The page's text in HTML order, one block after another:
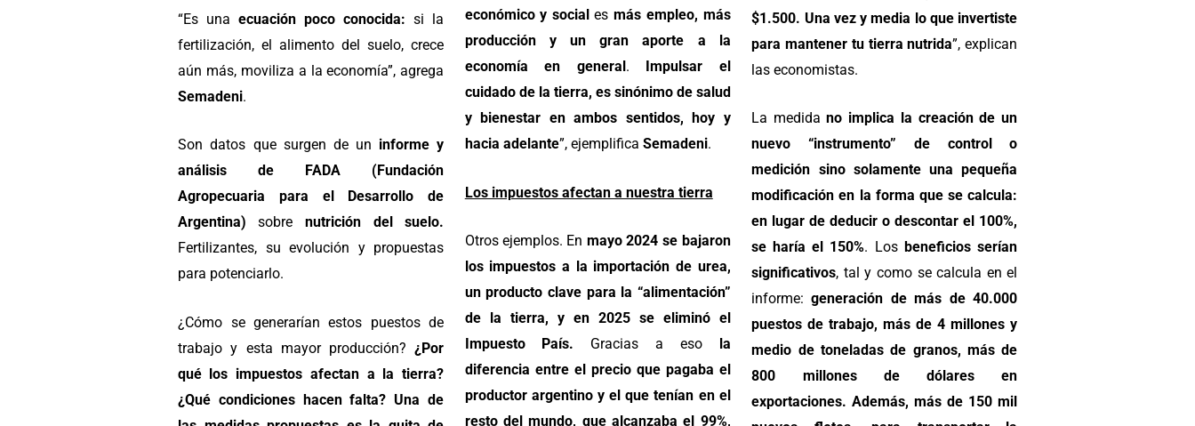
“Es unaecuación poco conocida:si la
fertilización, el alimento del suelo, crece
aún más, moviliza a la economía”, agrega
Semadeni.
Son datos que surgen de un informe y
análisis de FADA (Fundación
Agropecuaria para el Desarrollo de
Argentina)sobre nutrición del suelo.
Fertilizantes, su evolución y propuestas
para potenciarlo.
¿Cómo se generarían estos puestos de
trabajo y esta mayor producción?¿Por
qué los impuestos afectan a la tierra?
¿Qué condiciones hacen falta? Una de
económico y social es más empleo, más
producción y un gran aporte a la
economía en general .
Impulsar el
cuidado de la tierra, es sinónimo de salud
y bienestar en ambos sentidos, hoy y
hacia adelante”, ejemplifica Semadeni.
Los impuestos afectan a nuestra tierra
Otros ejemplos. En mayo 2024 se bajaron
los impuestos a la importación de urea,
un producto clave para la “alimentación”
de la tierra, y en 2025 se eliminó el
Impuesto País. Gracias a eso
la
diferencia entre el precio que pagaba el
productor argentino y el que tenían en el
resto del mundo, que alcanzaba el 99%,
$1.500. Una vez y media lo que invertiste
para mantener tu tierra nutrida”, explican
las economistas.
La medidano implica la creación de un
nuevo “instrumento” de control o
medición sino solamente una pequeña
modificación en la forma que se calcula:
en lugar de deducir o descontar el 100%,
se haría el 150%. Los beneficios serían
significativos, tal y como se calcula en el
informe:generación de más de 40.000
puestos de trabajo, más de 4 millones y
medio de toneladas de granos, más de
800 millones de dólares en
exportaciones. Además, más de 150 mil